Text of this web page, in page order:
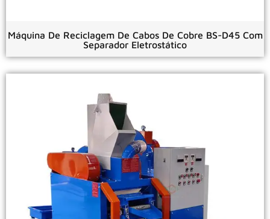
Máquina De Reciclagem De Cabos De Cobre BS-D45 Com
Separador Eletrostático